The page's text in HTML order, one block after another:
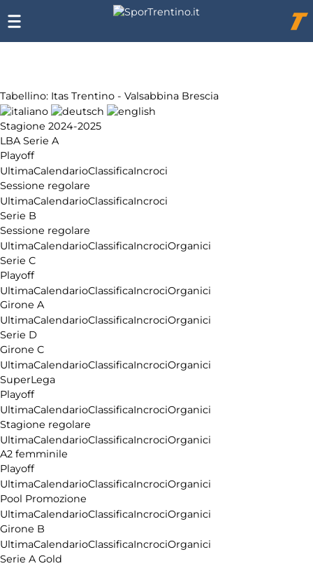
Tabellino: Itas Trentino - Valsabbina Brescia
Stagione 2024-2025
LBA Serie A
Playoff
UltimaCalendarioClassificaIncroci
Sessione regolare
UltimaCalendarioClassificaIncroci
Serie B
Sessione regolare
UltimaCalendarioClassificaIncrociOrganici
Serie C
Playoff
UltimaCalendarioClassificaIncrociOrganici
Girone A
UltimaCalendarioClassificaIncrociOrganici
Serie D
Girone C
UltimaCalendarioClassificaIncrociOrganici
SuperLega
Playoff
UltimaCalendarioClassificaIncrociOrganici
Stagione regolare
UltimaCalendarioClassificaIncrociOrganici
A2 femminile
Playoff
UltimaCalendarioClassificaIncrociOrganici
Pool Promozione
UltimaCalendarioClassificaIncrociOrganici
Girone B
UltimaCalendarioClassificaIncrociOrganici
Serie A Gold
Chi
siamo
Affiliazione